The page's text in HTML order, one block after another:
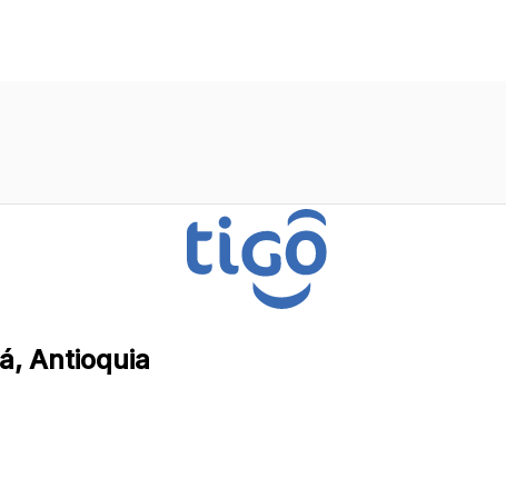
Antioquia